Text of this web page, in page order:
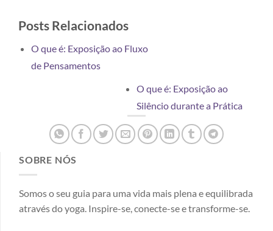
Posts Relacionados
O que é: Exposição ao Fluxo
de Pensamentos
O que é: Exposição ao
Silêncio durante a Prática
SOBRE NÓS
Somos o seu guia para uma vida mais plena e equilibrada
através do yoga. Inspire-se, conecte-se e transforme-se.